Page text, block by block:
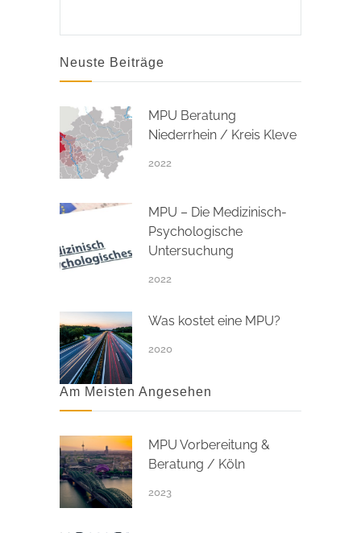
Neuste Beiträge
MPU Beratung
Niederrhein / Kreis Kleve
2022
MPU – Die Medizinisch-
Psychologische
Untersuchung
2022
Was kostet eine MPU?
2020
Am Meisten Angesehen
MPU Vorbereitung &
Beratung / Köln
2023